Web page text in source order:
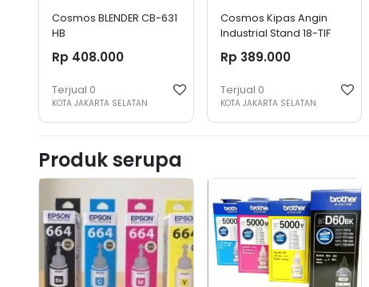
Cosmos BLENDER CB-631
HB
Rp 408.000
Terjual 0
KOTA JAKARTA SELATAN
Cosmos Kipas Angin
Industrial Stand 18-TIF
Rp 389.000
Terjual 0
KOTA JAKARTA SELATAN
Produk serupa